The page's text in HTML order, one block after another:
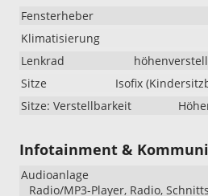
Fensterheber
Klimatisierung
Lenkrad
Sitze
Isofix
Sitze: Verstellbarkeit
Infotainment &
Audioanlage
Radio/MP3-Player, Radio,